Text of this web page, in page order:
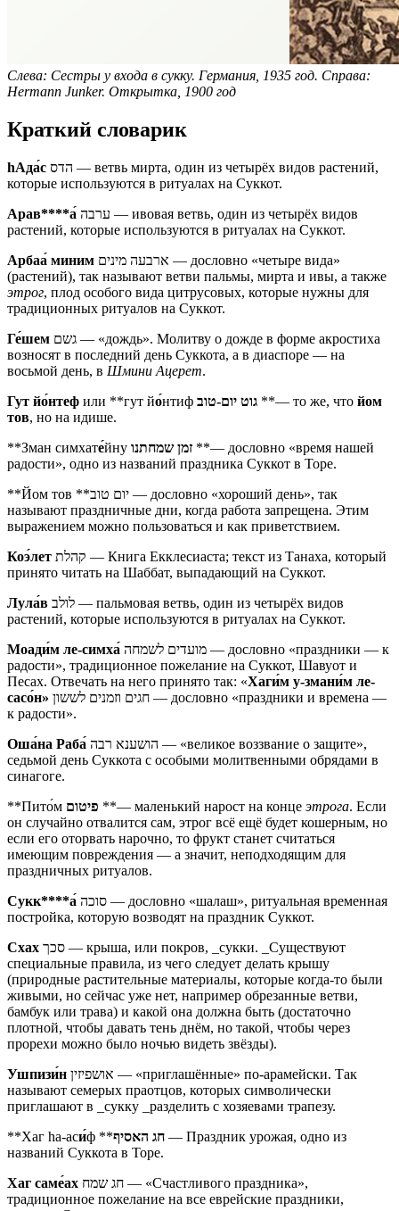
Слева: Сестры у входа в сукку. Германия, 1935 год. Справа:
Hermann Junker. Открытка, 1900 год
Краткий словарик
hАда́с
которые используются в ритуалах на Суккот.
Арав****а́
растений, которые используются в ритуалах на Суккот.
Арбаа́ миним
(растений), так называют ветви пальмы, мирта и ивы, а также
этрог, плод особого вида цитрусовых, которые нужны для
традиционных ритуалов на Суккот.
Ге́шем
возносят в последний день Суккота, а в диаспоре — на
восьмой день, в Шмини Ацерет.
Гут йо́нтеф или **гут йо́нтиф גוט יום-טוב **— то же, что йом
тов, но на идише.
**Зман симхате́йну זמן שמחתנו **— дословно «время нашей
радости», одно из названий праздника Суккот в Торе.
**Йом тов **יום טוב — дословно «хороший день», так
называют праздничные дни, когда работа запрещена. Этим
выражением можно пользоваться и как приветствием.
Коэ́лет
принято читать на Шаббат, выпадающий на Суккот.
Лула́в
растений, которые используются в ритуалах на Суккот.
Моади́м ле-симха́
радости», традиционное пожелание на Суккот, Шавуот и
Песах. Отвечать на него принято так: «Хаги́м у-змани́м ле-
сасо́н»
к радости».
Оша́на Раба́
седьмой день Суккота с особыми молитвенными обрядами в
синагоге.
**Пито́м פיטום **— маленький нарост на конце этрога. Если
он случайно отвалится сам, этрог всё ещё будет кошерным, но
если его оторвать нарочно, то фрукт станет считаться
имеющим повреждения — а значит, неподходящим для
праздничных ритуалов.
Сукк****а́
постройка, которую возводят на праздник Суккот.
Схах
специальные правила, из чего следует делать крышу
(природные растительные материалы, которые когда-то были
живыми, но сейчас уже нет, например обрезанные ветви,
бамбук или трава) и какой она должна быть (достаточно
плотной, чтобы давать тень днём, но такой, чтобы через
прорехи можно было ночью видеть звёзды).
Ушпизи́н
называют семерых праотцов, которых символически
приглашают в _сукку _разделить с хозяевами трапезу.
**Хаг hа-аси́ф **חג האסיף — Праздник урожая, одно из
названий Суккота в Торе.
Хаг саме́ах
традиционное пожелание на все еврейские праздники,